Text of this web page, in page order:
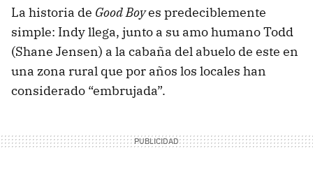
La historia de Good Boyes predeciblemente
simple: Indy llega, junto a su amo humano Todd
(Shane Jensen) a la cabaña del abuelo de este en
una zona rural que por años los locales han
considerado “embrujada”.